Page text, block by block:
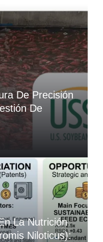
De Precisión
De
La Nutrición
Niloticus):